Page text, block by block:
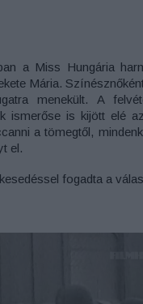
a Miss Hungária
Mária.
menekült. A
ismerőse is kijött elé
a tömegtől,
el.
fogadta a